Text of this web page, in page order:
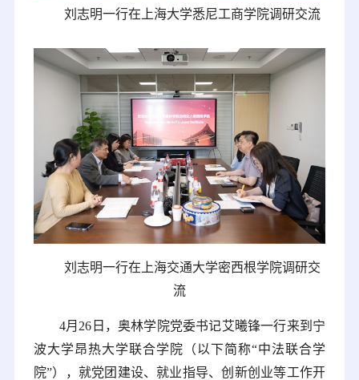
刘志明一行在上海大学悉尼工商学院调研交流
刘志明一行在上海交通大学密西根学院调研交
流
4月26日，奥林学院党委书记艾曦锋一行来到宁
波大学昂热大学联合学院（以下简称“中法联合学
院”），就党团建设、就业指导、创新创业等工作开